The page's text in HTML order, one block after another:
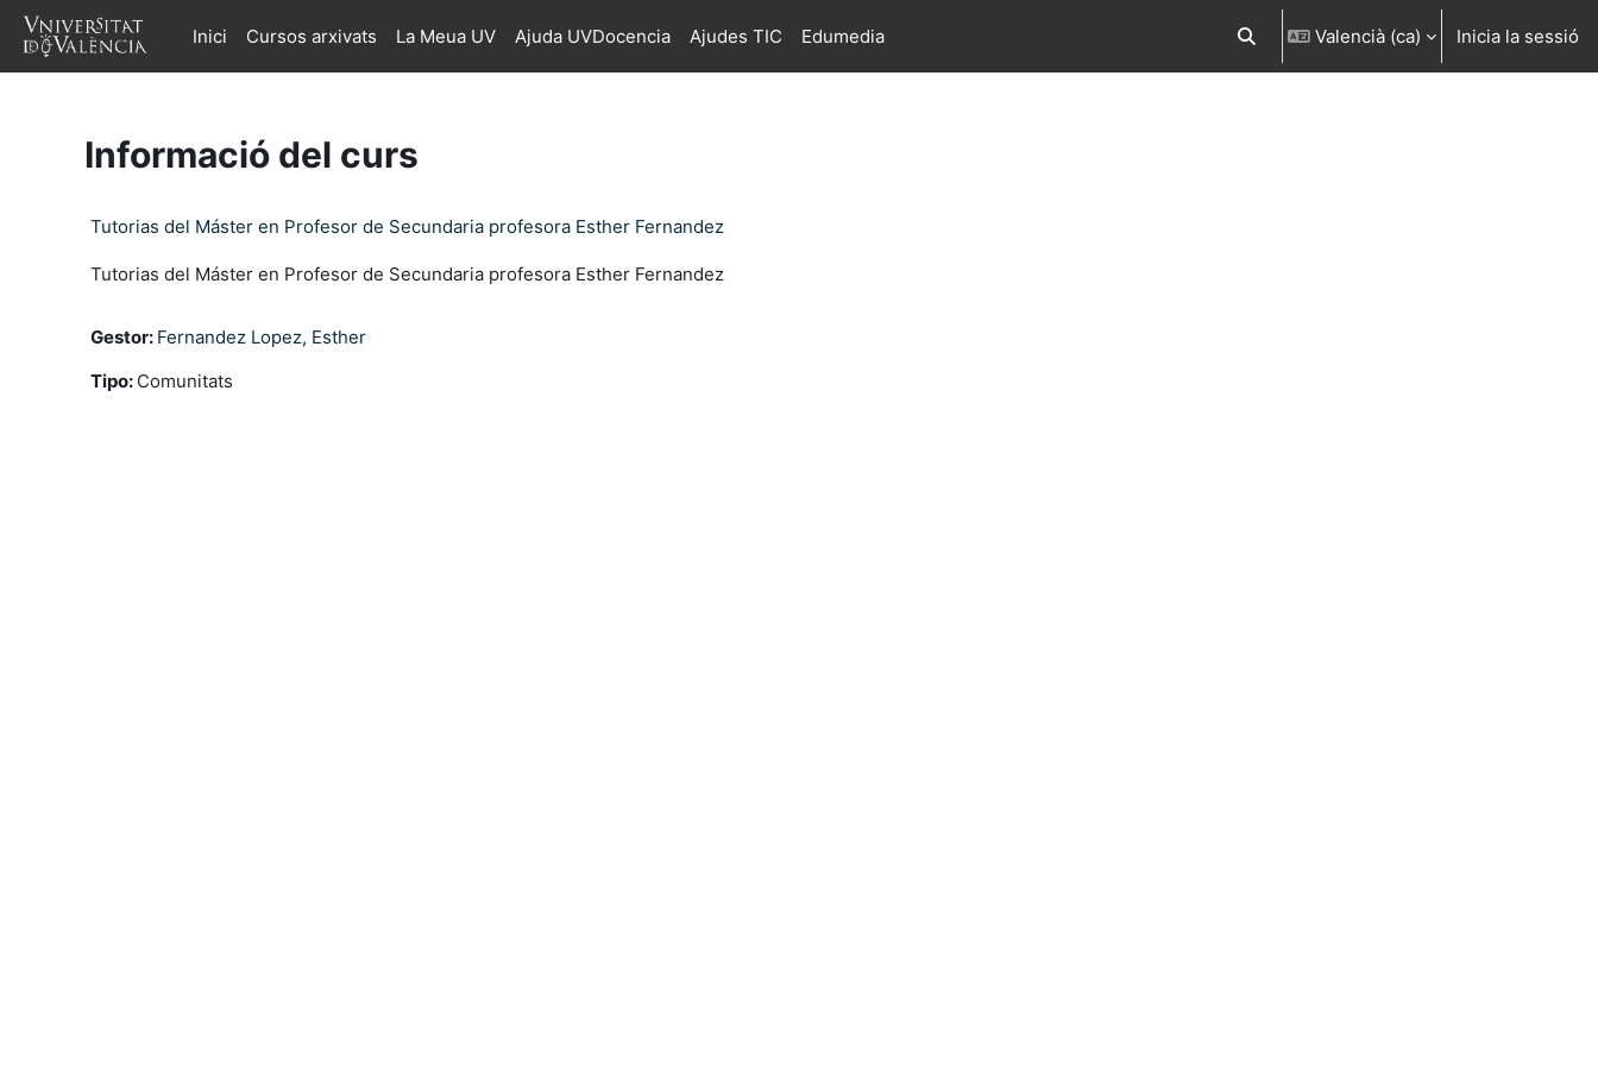
Ves al contingut principal
Inici
Cursos arxivats La Meua UV Ajuda UVDocencia Ajudes TIC Edumedia Commuta l'entrada de la cerca
Valencià ‎(ca)‎ Inicia la sessió
Informació del curs
Tutorias del Máster en Profesor de Secundaria profesora Esther Fernandez
Tutorias del Máster en Profesor de Secundaria profesora Esther Fernandez
Gestor: Fernandez Lopez, Esther
Tipo: Comunitats